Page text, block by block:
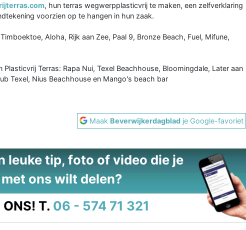
, hun terras wegwerpplasticvrij te maken, een zelfverklaring
voorzien op te hangen in hun zaak.
Aloha, Rijk aan Zee, Paal 9, Bronze Beach, Fuel, Mifune,
Terras: Rapa Nui, Texel Beachhouse, Bloomingdale, Later aan
Texel, Nius Beachhouse en Mango's beach bar
Maak Beverwijkerdagblad je Google-favoriet
leuke tip, foto of video die je
met ons wilt delen?
ONS! T. 06 - 574 71 321